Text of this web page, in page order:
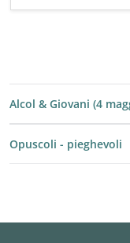
Alcol & Giovani (4
Opuscoli - pieghevoli